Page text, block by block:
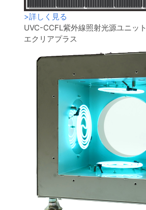
>詳しく見る
UVC-CCFL紫外線照射光源ユニット
エクリアプラス